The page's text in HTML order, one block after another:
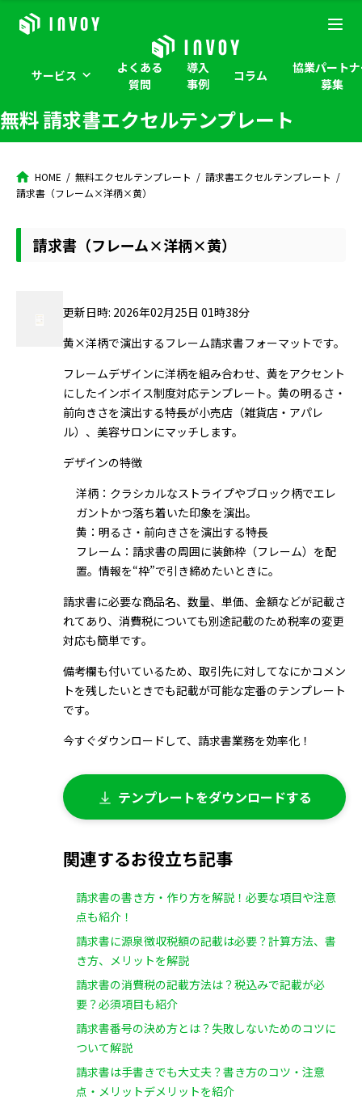
サービス
よくある
質問
導入
事例
コラム
協業パート
募集
無料 請求書エクセルテンプレート
HOME 無料エクセルテンプレート
請求書エクセルテンプレート
請求書（フレーム×洋柄×黄）
請求書（フレーム×洋柄×黄）
更新日時: 2026年02月25日 01時38分
黄×洋柄で演出するフレーム請求書フォーマットです。
フレームデザインに洋柄を組み合わせ、黄をアクセント
にしたインボイス制度対応テンプレート。黄の明るさ・
前向きさを演出する特長が小売店（雑貨店・アパレ
ル）、美容サロンにマッチします。
デザインの特徴
洋柄：クラシカルなストライプやブロック柄でエレ
ガントかつ落ち着いた印象を演出。
黄：明るさ・前向きさを演出する特長
フレーム：請求書の周囲に装飾枠（フレーム）を配
置。情報を“枠”で引き締めたいときに。
請求書に必要な商品名、数量、単価、金額などが記載さ
れてあり、消費税についても別途記載のため税率の変更
対応も簡単です。
備考欄も付いているため、取引先に対してなにかコメン
トを残したいときでも記載が可能な定番のテンプレート
です。
今すぐダウンロードして、請求書業務を効率化！
テンプレートをダウンロードする
関連するお役立ち記事
請求書の書き方・作り方を解説！必要な項目や注意
点も紹介！
請求書に源泉徴収税額の記載は必要？計算方法、書
き方、メリットを解説
請求書の消費税の記載方法は？税込みで記載が必
要？必須項目も紹介
請求書番号の決め方とは？失敗しないためのコツに
ついて解説
請求書は手書きでも大丈夫？書き方のコツ・注意
点・メリットデメリットを紹介